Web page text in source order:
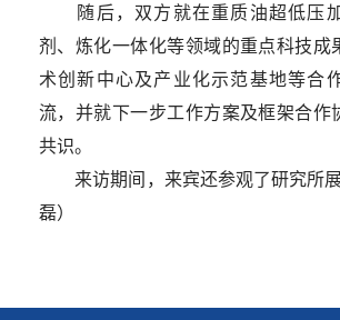
随后，双方就在重质油超低压
剂、炼化一体化等领域的重点科技成
术创新中心及产业化示范基地等合
流，并就下一步工作方案及框架合作
共识。
来访期间，来宾还参观了研究所展
磊）